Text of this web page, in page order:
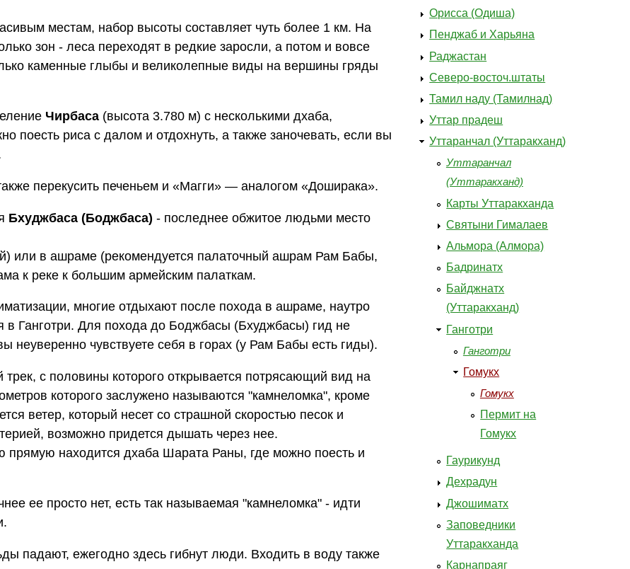
местам, набор высоты составляет чуть более 1 км. На
зон - леса переходят в редкие заросли, а потом и вовсе
каменные глыбы и великолепные виды на вершины гряды
Чирбаса (высота 3.780 м) с несколькими дхаба,
поесть риса с далом и отдохнуть, а также заночевать, если вы
перекусить печеньем и «Магги» — аналогом «Доширака».
Бхуджбаса (Боджбаса) - последнее обжитое людьми место
или в ашраме (рекомендуется палаточный ашрам Рам Бабы,
к реке к большим армейским палаткам.
многие отдыхают после похода в ашраме, наутро
в Ганготри. Для похода до Боджбасы (Бхуджбасы) гид не
неуверенно чувствуете себя в горах (у Рам Бабы есть гиды).
с половины которого открывается потрясающий вид на
которого заслужено называются "камнеломка", кроме
ветер, который несет со страшной скоростью песок и
возможно придется дышать через нее.
находится дхаба Шарата Раны, где можно поесть и
ее просто нет, есть так называемая "камнеломка" - идти
падают, ежегодно здесь гибнут люди. Входить в воду также
Орисса (Одиша)
Пенджаб и Харьяна
Раджастан
Северо-восточ.штаты
Тамил наду (Тамилнад)
Уттар прадеш
Уттаранчал (Уттаракханд)
Уттаранчал
(Уттаракханд)
Карты Уттаракханда
Святыни Гималаев
Альмора (Алмора)
Бадринатх
Байджнатх
(Уттаракханд)
Ганготри
Ганготри
Гомукх
Гомукх
Пермит на
Гомукх
Гаурикунд
Дехрадун
Джошиматх
Заповедники
Уттаракханда
Карнапраяг